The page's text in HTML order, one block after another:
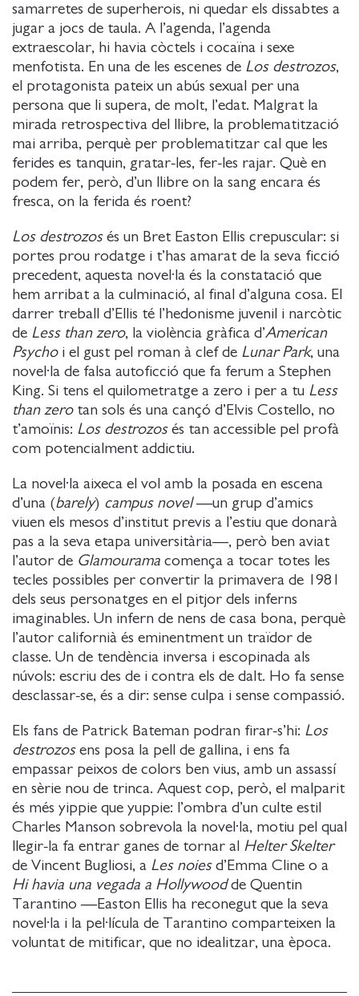
samarretes de superherois, ni quedar els dissabtes a
jugar a jocs de taula. A l’agenda, l’agenda
extraescolar, hi havia còctels i cocaïna i sexe
menfotista. En una de les escenes de Los destrozos,
el protagonista pateix un abús sexual per una
persona que li supera, de molt, l’edat. Malgrat la
mirada retrospectiva del llibre, la problematització
mai arriba, perquè per problematitzar cal que les
ferides es tanquin, gratar-les, fer-les rajar. Què en
podem fer, però, d’un llibre on la sang encara és
fresca, on la ferida és roent?
Los destrozosés un Bret Easton Ellis crepuscular: si
portes prou rodatge i t’has amarat de la seva ficció
precedent, aquesta novel·la és la constatació que
hem arribat a la culminació, al final d’alguna cosa. El
darrer treball d’Ellis té l’hedonisme juvenil i narcòtic
de Less than zero, la violència gràfica d’American
Psychoi el gust pel roman à clef de Lunar Park, una
novel·la de falsa autoficció que fa ferum a Stephen
King. Si tens el quilometratge a zero i per a tu Less
than zerotan sols és una cançó d’Elvis Costello, no
t’amoïnis: Los destrozosés tan accessible pel profà
com potencialment addictiu.
La novel·la aixeca el vol amb la posada en escena
d’una (barely) campus novel—un grup d’amics
viuen els mesos d’institut previs a l’estiu que donarà
pas a la seva etapa universitària—, però ben aviat
l’autor de Glamourama comença a tocar totes les
tecles possibles per convertir la primavera de 1981
dels seus personatges en el pitjor dels inferns
imaginables. Un infern de nens de casa bona, perquè
l’autor californià és eminentment un traïdor de
classe. Un de tendència inversa i escopinada als
núvols: escriu des de i contra els de dalt. Ho fa sense
desclassar-se, és a dir: sense culpa i sense compassió.
Els fans de Patrick Bateman podran firar-s’hi: Los
destrozosens posa la pell de gallina, i ens fa
empassar peixos de colors ben vius, amb un assassí
en sèrie nou de trinca. Aquest cop, però, el malparit
és més yippie que yuppie: l’ombra d’un culte estil
Charles Manson sobrevola la novel·la, motiu pel qual
llegir-la fa entrar ganes de tornar al Helter Skelter
de Vincent Bugliosi, a Les noiesd’Emma Cline o a
Hi havia una vegada a Hollywoodde Quentin
Tarantino —Easton Ellis ha reconegut que la seva
novel·la i la pel·lícula de Tarantino comparteixen la
voluntat de mitificar, que no idealitzar, una època.